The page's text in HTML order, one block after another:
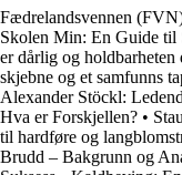
Fædrelandsvennen
Skolen Min: En Guide til
er dårlig og holdbarheten
skjebne og et samfunns
Alexander Stöckl:
Hva er Forskjellen? •
til hardføre og
Brudd – Bakgrunn og